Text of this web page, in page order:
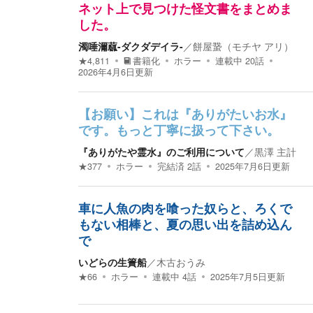
ネット上で見つけた怪文書をまとめま
した。
濁唾濔蓏-ダクダデイラ-／餅屋䖸（モチヤ アリ）
★4,811 書籍化 ホラー 連載中 20話
2026年4月6日更新
【お願い】これは『ありがたいお水』
です。もっと丁寧に扱って下さい。
『ありがたや霊水』のご利用について／黒澤 主計
★377 ホラー 完結済 2話 2025年7月6日更新
車に人魚の肉を喰った奴らと、ろくで
もない相棒と、夏の思い出を詰め込ん
で
いどらの生簀船／木古おうみ
★66 ホラー 連載中 4話 2025年7月5日更新